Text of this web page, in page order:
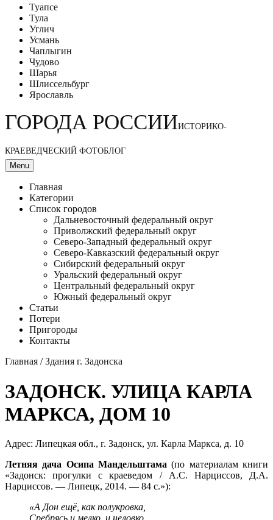
Туапсе
Тула
Углич
Усмань
Чаплыгин
Чудово
Шарья
Шлиссельбург
Ярославль
ГОРОДА РОССИИИСТОРИКО-
КРАЕВЕДЧЕСКИЙ ФОТОБЛОГ
Menu
Главная
Категории
Список городов
Дальневосточный федеральный округ
Приволжский федеральный округ
Северо-Западный федеральный округ
Северо-Кавказский федеральный округ
Сибирский федеральный округ
Уральский федеральный округ
Центральный федеральный округ
Южный федеральный округ
Статьи
Потери
Пригороды
Контакты
Главная /Здания г. Задонска
ЗАДОНСК. УЛИЦА КАРЛА
МАРКСА, ДОМ 10
Адрес: Липецкая обл., г. Задонск, ул. Карла Маркса, д. 10
Летняя дача Осипа Мандельштама (по материалам книги
«Задонск: прогулки с краеведом / А.С. Нарциссов, Д.А.
Нарциссов. — Липецк, 2014. — 84 с.»):
«А Дон ещё, как полукровка,